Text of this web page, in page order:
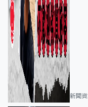
新聞